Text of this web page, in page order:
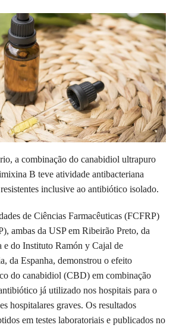
a combinação do canabidiol ultrapuro
B teve atividade antibacteriana
inclusive ao antibiótico isolado.
de Ciências Farmacêuticas (FCFRP)
ambas da USP em Ribeirão Preto, da
e do Instituto Ramón y Cajal de
da Espanha, demonstrou o efeito
do canabidiol (CBD) em combinação
já utilizado nos hospitais para o
hospitalares graves. Os resultados
em testes laboratoriais e publicados no